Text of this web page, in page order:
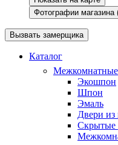
Фотографии магазина
Вызвать замерщика
Каталог
Межкомнатные
Экошпон
Шпон
Эмаль
Двери из
Скрытые